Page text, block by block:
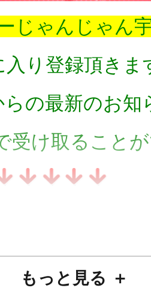
じゃんじゃん
入り登録頂きま
らの最新のお知
受け取ること
もっと見る ＋